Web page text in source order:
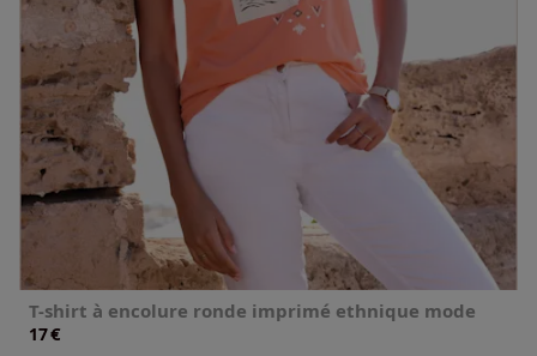
T-shirt à encolure ronde imprimé ethnique mode
17€